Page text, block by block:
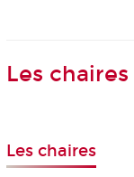
Les
Les chaires